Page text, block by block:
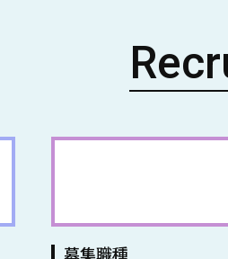
募集職種